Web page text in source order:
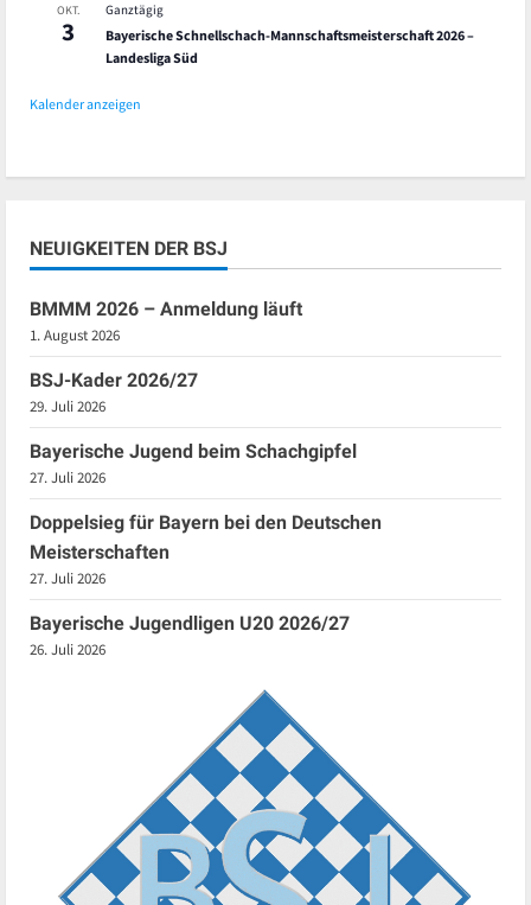
OKT.
3
Ganztägig
Bayerische Schnellschach-Mannschaftsmeisterschaft 2026 –
Landesliga Süd
Kalender anzeigen
NEUIGKEITEN DER BSJ
BMMM 2026 – Anmeldung läuft
1. August 2026
BSJ-Kader 2026/27
29. Juli 2026
Bayerische Jugend beim Schachgipfel
27. Juli 2026
Doppelsieg für Bayern bei den Deutschen
Meisterschaften
27. Juli 2026
Bayerische Jugendligen U20 2026/27
26. Juli 2026